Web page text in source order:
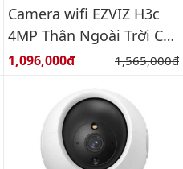
Camera wifi EZVIZ H3c
4MP Thân Ngoài Trời CS-
H3c-R100-1J4WKFL
Giá bán:
1,096,000đ Giá gốc:
1,565,000đ